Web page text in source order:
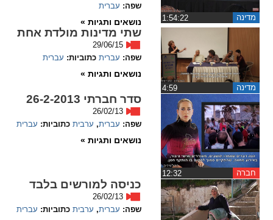
remove_circle_outline
add_circle_outline
Increase font
spellcheck
ניגודיות צבעים
brightness_high
ניגודיות בהירה
קישורים
מדינה
שפה: עברית
נושאים ותגיות »
מדינה
שתי מדינות מולדת אחת
29/06/15
שפה: עברית כתוביות: עברית
נושאים ותגיות »
חברה
סדר חברתי 26-2-2013
26/02/13
שפה: עברית, ערבית כתוביות: עברית
נושאים ותגיות »
כניסה למורשים בלבד
26/02/13
שפה: עברית, ערבית כתוביות: עברית